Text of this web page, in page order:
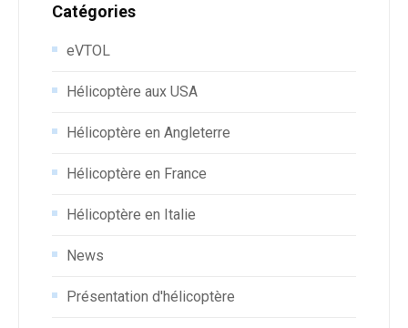
Catégories
eVTOL
Hélicoptère aux USA
Hélicoptère en Angleterre
Hélicoptère en France
Hélicoptère en Italie
News
Présentation d'hélicoptère